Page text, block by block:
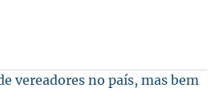
vereadores no país, mas bem